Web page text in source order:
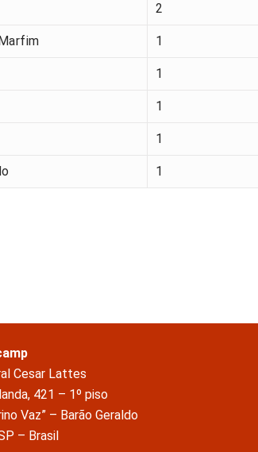
2
1
1
1
1
1
Cesar Lattes
421 – 1º piso
Vaz” – Barão Geraldo
– Brasil